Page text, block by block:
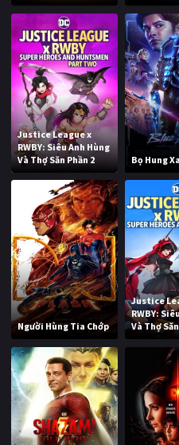
Justice League x
RWBY: Siêu Anh Hùng
Và Thợ Săn Phần 2
Bọ Hung
Người Hùng Tia Chớp
Justice
RWBY:
Và Thợ